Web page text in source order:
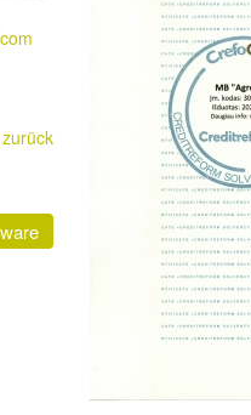
zurück